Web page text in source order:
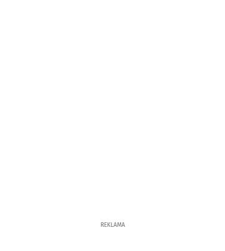
REKLAMA